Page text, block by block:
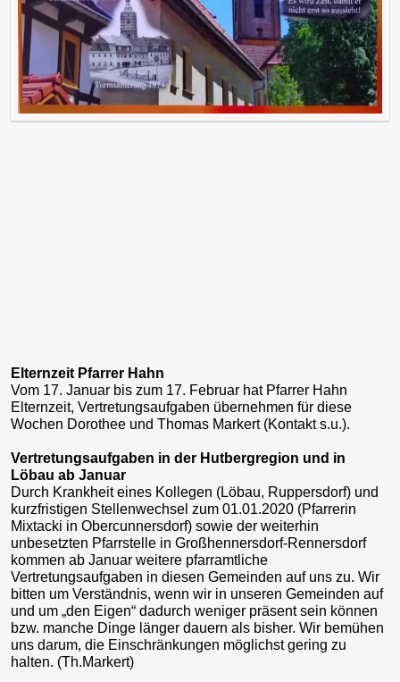
Elternzeit Pfarrer Hahn
Vom 17. Januar bis zum 17. Februar hat Pfarrer Hahn
Elternzeit, Vertretungsaufgaben übernehmen für diese
Wochen Dorothee und Thomas Markert (Kontakt s.u.).
Vertretungsaufgaben in der Hutbergregion und in
Löbau ab Januar
Durch Krankheit eines Kollegen (Löbau, Ruppersdorf) und
kurzfristigen Stellenwechsel zum 01.01.2020 (Pfarrerin
Mixtacki in Obercunnersdorf) sowie der weiterhin
unbesetzten Pfarrstelle in Großhennersdorf-Rennersdorf
kommen ab Januar weitere pfarramtliche
Vertretungsaufgaben in diesen Gemeinden auf uns zu. Wir
bitten um Verständnis, wenn wir in unseren Gemeinden auf
und um „den Eigen“ dadurch weniger präsent sein können
bzw. manche Dinge länger dauern als bisher. Wir bemühen
uns darum, die Einschränkungen möglichst gering zu
halten. (Th.Markert)